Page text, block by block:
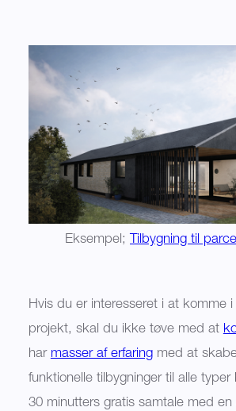
Eksempel; Tilbygning til
Hvis du er interesseret i at komme
projekt, skal du ikke tøve med at
har masser af erfaringmed at
funktionelle tilbygninger til alle typer
30 minutters gratis samtale med